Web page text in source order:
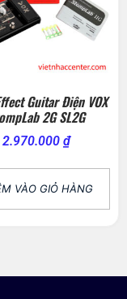
Guitar Điện VOX
2G SL2G
2.970.000 ₫
VÀO GIỎ HÀNG